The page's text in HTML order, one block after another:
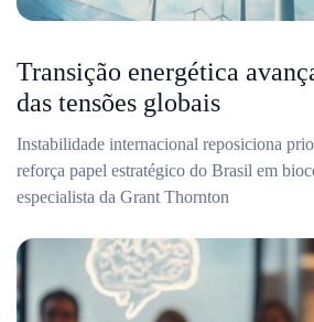
Transição energética
das tensões globais
Instabilidade internacional reposiciona
reforça papel estratégico do Brasil em
especialista da Grant Thornton